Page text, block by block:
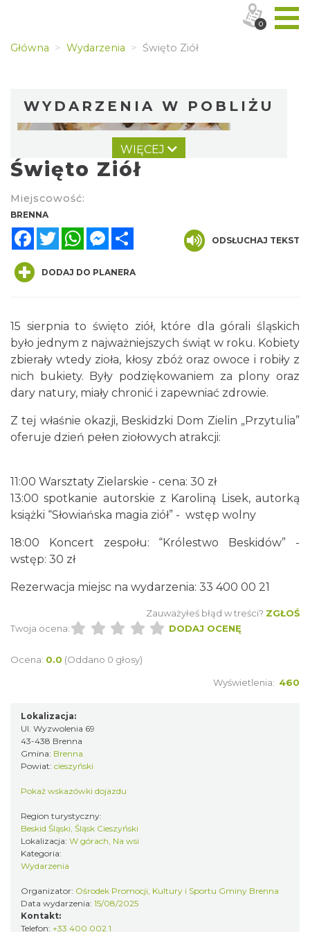
Główna Wydarzenia Święto Ziół
WYDARZENIA W POBLIŻU
Święto Zielin - Koncert zespołu "Trzy
Struny"
Brenna
0.00 km
Święto Zielin - wykład i warsztaty: bukiety
na Zielną
Brenna
Festiwal Zderzenia Gatunków & Moto
2026-08-07
0.00 km
Spotkanie z Utopcem na Bajkowym Szlaku
0.46 km
XXXVI Dożynki Ekumeniczne - barwny
WIĘCEJ
Święto Ziół
Miejscowość:
BRENNA
FacebookTwitterWhatsAppMessenger
ODSŁUCHAJ TEKST
DODAJ DO PLANERA
15 sierpnia to święto ziół, które dla górali śląskich
było jednym z najważniejszych świąt w roku. Kobiety
zbierały wtedy zioła, kłosy zbóż oraz owoce i robiły z
nich bukiety. Były podziękowaniem za plony oraz
dary natury, miały chronić i zapewniać zdrowie.
Z tej właśnie okazji, Beskidzki Dom Zielin „Przytulia”
oferuje dzień pełen ziołowych atrakcji:
11:00 Warsztaty Zielarskie - cena: 30 zł
13:00 spotkanie autorskie z Karoliną Lisek, autorką
książki “Słowiańska magia ziół” - wstęp wolny
18:00 Koncert zespołu: “Królestwo Beskidów” -
wstęp: 30 zł
Rezerwacja miejsc na wydarzenia: 33 400 00 21
Zauważyłeś błąd w treści? ZGŁOŚ
Twoja ocena:
DODAJ OCENĘ
Ocena: 0.0 (Oddano 0 głosy)
Wyświetlenia: 460
Lokalizacja:
Ul. Wyzwolenia 69
43-438 Brenna
Gmina: Brenna
Powiat: cieszyński
Pokaż wskazówki dojazdu
Region turystyczny:
Beskid Śląski, Śląsk Cieszyński
Lokalizacja: W górach, Na wsi
Kategoria:
Wydarzenia
Organizator: Ośrodek Promocji, Kultury i Sportu Gminy Brenna
Data wydarzenia: 15/08/2025
Kontakt:
Telefon: +33 400 002 1
0